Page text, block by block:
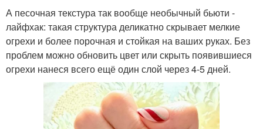
А песочная текстура так вообще необычный бьюти -
лайфхак: такая структура деликатно скрывает мелкие
огрехи и более порочная и стойкая на ваших руках. Без
проблем можно обновить цвет или скрыть появившиеся
огрехи нанеся всего ещё один слой через 4-5 дней.